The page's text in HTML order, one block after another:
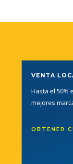
VENTA
Hasta el 50%
mejores
OBTENER